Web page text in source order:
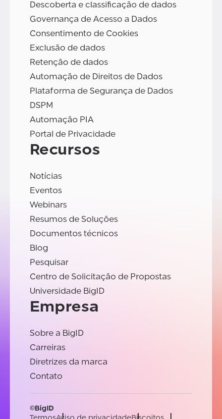
Descoberta e classificação de dados
Governança de Acesso a Dados
Consentimento de Cookies
Exclusão de dados
Retenção de dados
Automação de Direitos de Dados
Plataforma de Segurança de Dados
DSPM
Automação PIA
Portal de Privacidade
Recursos
Notícias
Eventos
Webinars
Resumos de Soluções
Documentos técnicos
Blog
Pesquisar
Centro de Solicitação de Propostas
Universidade BigID
Empresa
Sobre a BigID
Carreiras
Diretrizes da marca
Contato
©BigID